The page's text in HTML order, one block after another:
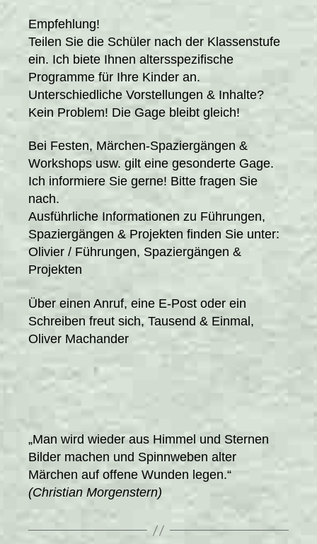
Empfehlung!
Teilen Sie die Schüler nach der Klassenstufe
ein. Ich biete Ihnen altersspezifische
Programme für Ihre Kinder an.
Unterschiedliche Vorstellungen & Inhalte?
Kein Problem! Die Gage bleibt gleich!
Bei Festen, Märchen-Spaziergängen &
Workshops usw. gilt eine gesonderte Gage.
Ich informiere Sie gerne! Bitte fragen Sie
nach.
Ausführliche Informationen zu Führungen,
Spaziergängen & Projekten finden Sie unter:
Olivier / Führungen, Spaziergängen &
Projekten
Über einen Anruf, eine E-Post oder ein
Schreiben freut sich, Tausend & Einmal,
Oliver Machander
„Man wird wieder aus Himmel und Sternen
Bilder machen und Spinnweben alter
Märchen auf offene Wunden legen.“
(Christian Morgenstern)